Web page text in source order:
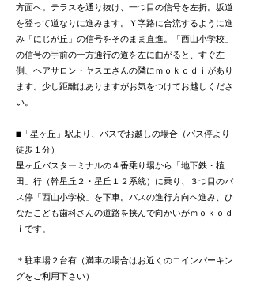
方面へ。テラスを通り抜け、一つ目の信号を左折。坂道
を登って道なりに進みます。Ｙ字路に合流するように進
み「にじが丘」の信号をそのまま直進。「西山小学校」
の信号の手前の一方通行の道を左に曲がると、すぐ左
側、ヘアサロン・ヤスエさんの隣にｍｏｋｏｄｉがあり
ます。少し距離はありますがお気をつけてお越しくださ
い。
■「星ヶ丘」駅より、バスでお越しの場合（バス停より
徒歩１分）
星ヶ丘バスターミナルの４番乗り場から「地下鉄・植
田」行（幹星丘２・星丘１２系統）に乗り、３つ目のバ
ス停「西山小学校」を下車。バスの進行方向へ進み、ひ
なたこども歯科さんの道路を挟んで向かいがｍｏｋｏｄ
ｉです。
＊駐車場２ 台有（満車の場合はお近くのコインパーキン
グをご利用下さい）